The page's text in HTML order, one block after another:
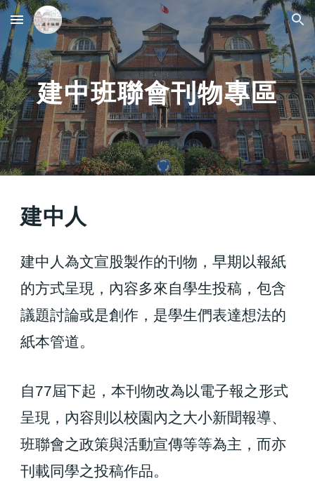
Skip to main content Skip to navigation
建中班聯會刊物專區
建中人
建中人為文宣股製作的刊物，早期以報紙
的方式呈現，內容多來自學生投稿，包含
議題討論或是創作，是學生們表達想法的
紙本管道。
自77屆下起，本刊物改為以電子報之形式
呈現，內容則以校園內之大小新聞報導、
班聯會之政策與活動宣傳等等為主，而亦
刊載同學之投稿作品。